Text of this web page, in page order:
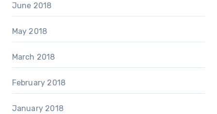
June 2018
May 2018
March 2018
February 2018
January 2018